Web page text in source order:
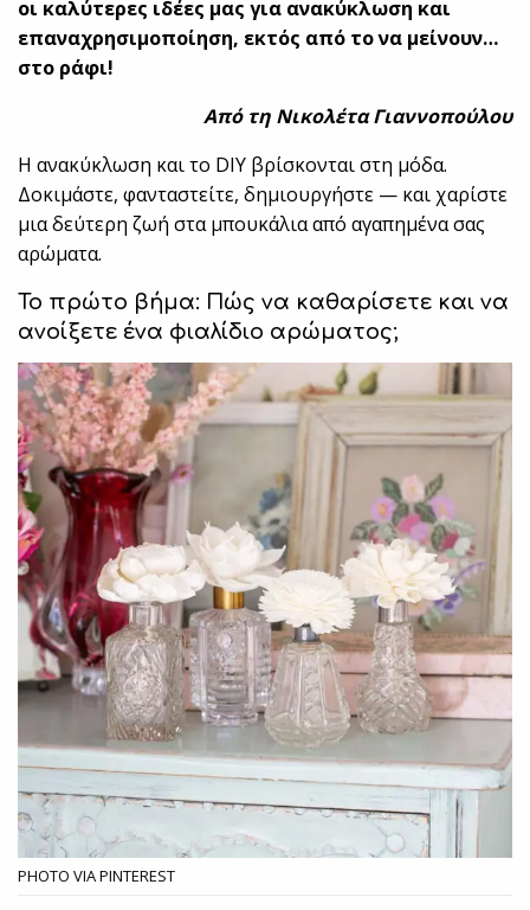
οι καλύτερες ιδέες μας για ανακύκλωση και
επαναχρησιμοποίηση, εκτός από το να μείνουν…
στο ράφι!
Από τη Νικολέτα Γιαννοπούλου
Η ανακύκλωση και το DIY βρίσκονται στη μόδα.
Δοκιμάστε, φανταστείτε, δημιουργήστε — και χαρίστε
μια δεύτερη ζωή στα μπουκάλια από αγαπημένα σας
αρώματα.
Το πρώτο βήμα: Πώς να καθαρίσετε και να
ανοίξετε ένα φιαλίδιο αρώματος;
PHOTO VIA PINTEREST